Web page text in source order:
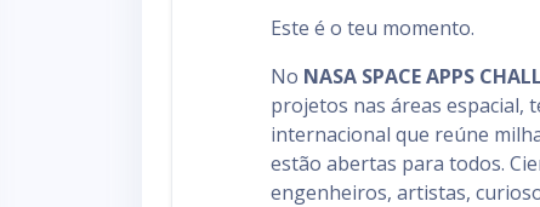
Este é o teu momento.
No NASA SPACE APPS
projetos nas áreas espacial,
internacional que reúne
estão abertas para todos.
engenheiros, artistas,